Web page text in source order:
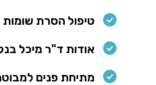
טיפול הסרת שומות
אודות ד"ר מיכל
מתיחת פנים